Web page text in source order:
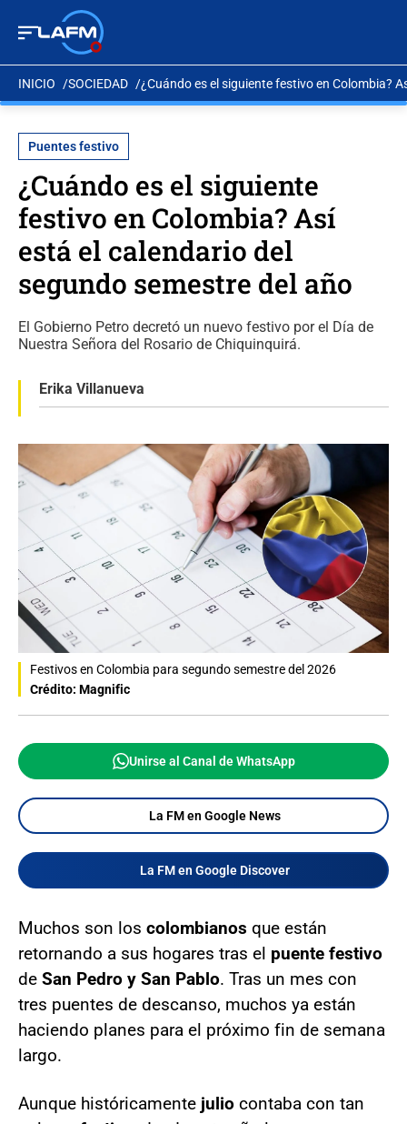
INICIO SOCIEDAD ¿Cuándo es el siguiente festivo en Colombia?
Puentes festivo
¿Cuándo es el siguiente
festivo en Colombia? Así
está el calendario del
segundo semestre del año
El Gobierno Petro decretó un nuevo festivo por el Día de
Nuestra Señora del Rosario de Chiquinquirá.
Erika Villanueva
Festivos en Colombia para segundo semestre del 2026
Crédito: Magnific
Unirse al Canal de WhatsApp
La FM en Google News
La FM en Google Discover
Muchos son los colombianos que están
retornando a sus hogares tras el puente festivo
de San Pedro y San Pablo. Tras un mes con
tres puentes de descanso, muchos ya están
haciendo planes para el próximo fin de semana
largo.
Aunque históricamente julio contaba con tan